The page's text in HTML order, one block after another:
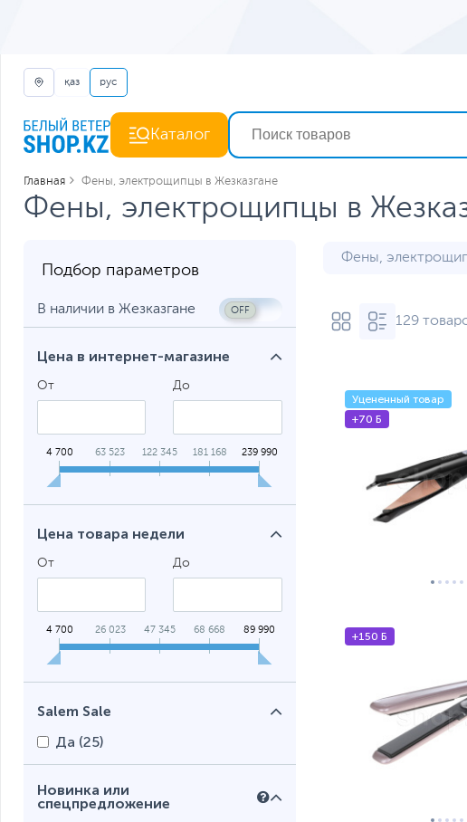
қаз рус
Каталог
Главная Фены, электрощипцы в Жезказгане
Фены, электрощипцы в
Подбор параметров
В наличии в Жезказгане
Цена в интернет-магазине
От До
4 700 63 523 122 345 181 168 239 990
Цена товара недели
От До
4 700 26 023 47 345 68 668 89 990
Salem Sale
Да (25)
Новинка или
спецпредложение
Фены,
129
Уцененный товар
+70 Б
+150 Б